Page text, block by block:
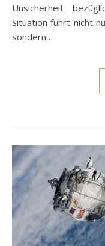
Unsicherheit
Situation führt nicht
sondern…